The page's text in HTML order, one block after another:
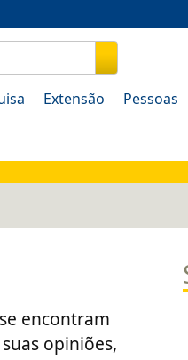
Fale Conosco
Extensão Pessoas
encontram
opiniões,